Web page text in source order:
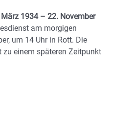
März 1934 – 22. November
am morgigen
um 14 Uhr in Rott. Die
zu einem späteren Zeitpunkt